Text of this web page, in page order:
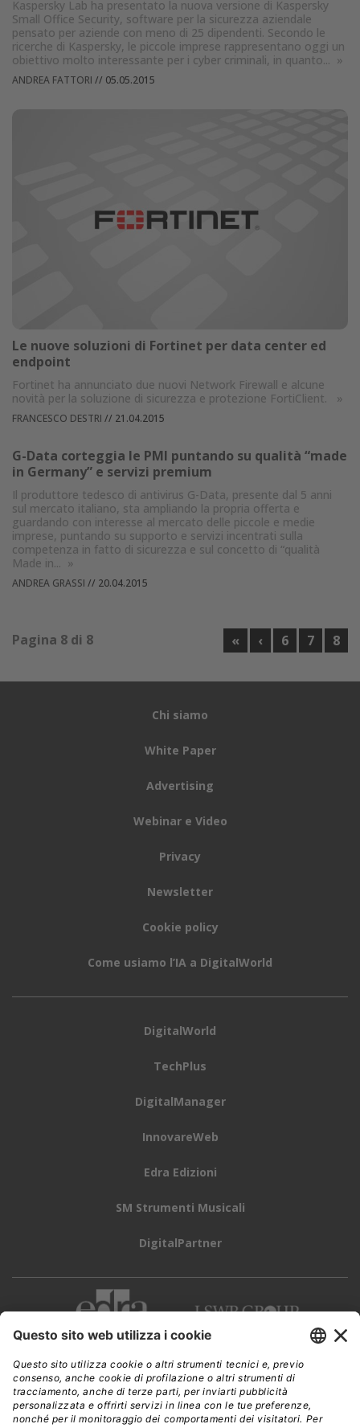
Kaspersky Lab ha presentato la nuova versione di Kaspersky
Small Office Security, software per la sicurezza aziendale
pensato per aziende con meno di 25 dipendenti. Secondo le
ricerche di Kaspersky, le piccole imprese rappresentano oggi un
obiettivo molto interessante per i cyber criminali, in quanto... »
ANDREA FATTORI // 05.05.2015
Le nuove soluzioni di Fortinet per data center ed
endpoint
Fortinet ha annunciato due nuovi Network Firewall e alcune
novità per la soluzione di sicurezza e protezione FortiClient.
»
FRANCESCO DESTRI // 21.04.2015
G-Data corteggia le PMI puntando su qualità “made
in Germany” e servizi premium
Il produttore tedesco di antivirus G-Data, presente dal 5 anni
sul mercato italiano, sta ampliando la propria offerta e
guardando con interesse al mercato delle piccole e medie
imprese, puntando su supporto e servizi incentrati sulla
competenza in fatto di sicurezza e sul concetto di “qualità
Made in... »
ANDREA GRASSI // 20.04.2015
Pagina 8 di 8 « ‹ 6 7 8
Chi siamo
White Paper
Advertising
Webinar e Video
Privacy
Newsletter
Cookie policy
Come usiamo l’IA a DigitalWorld
DigitalWorld
TechPlus
DigitalManager
InnovareWeb
Edra Edizioni
SM Strumenti Musicali
DigitalPartner
CWI è una testata giornalistica diEdra Edizioni s.r.l.
Direzione, amministrazione, redazione, pubblicità
Viale Enrico Forlanini 21 - 20134 Milano
Tel. +39 02 881841